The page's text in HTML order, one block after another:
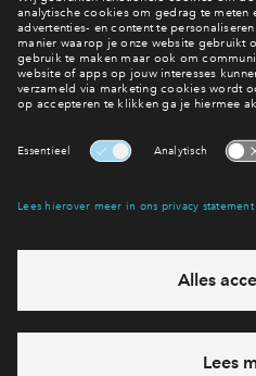
nieuwbouwwoning van BPD!
Hiermee blijf je op de hoogte
Ja, ik wil mij
Heb je een vraag en wil je
712